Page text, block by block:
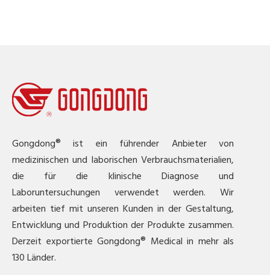
Gongdong® ist ein führender Anbieter von
medizinischen und laborischen Verbrauchsmaterialien,
die für die klinische Diagnose und
Laboruntersuchungen verwendet werden. Wir
arbeiten tief mit unseren Kunden in der Gestaltung,
Entwicklung und Produktion der Produkte zusammen.
Derzeit exportierte Gongdong® Medical in mehr als
130 Länder.